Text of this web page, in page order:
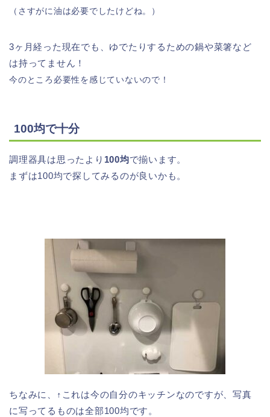
（さすがに油は必要でしたけどね。）
3ヶ月経った現在でも、ゆでたりするための鍋や菜箸など
は持ってません！
今のところ必要性を感じていないので！
100均で十分
調理器具は思ったより 100均で揃います。
まずは100均で探してみるのが良いかも。
ちなみに、↑これは今の自分のキッチンなのですが、写真
に写ってるものは全部100均です。